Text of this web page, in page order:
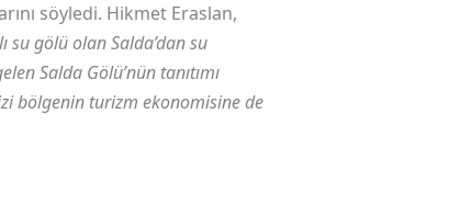
söyledi. Hikmet Eraslan,
su gölü olan Salda’dan su
Salda Gölü’nün tanıtımı
bölgenin turizm ekonomisine de